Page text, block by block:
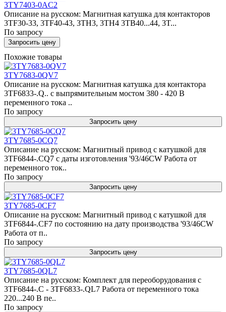
3TY7403-0AC2
Описание на русском: Магнитная катушка для контакторов
3TF30-33, 3TF40-43, 3TH3, 3TH4 3TB40...44, 3T...
По запросу
Запросить цену
Похожие товары
3TY7683-0QV7
Описание на русском: Магнитная катушка для контактора
3TF6833-.Q.. с выпрямительным мостом 380 - 420 В
переменного тока ..
По запросу
Запросить цену
3TY7685-0CQ7
Описание на русском: Магнитный привод с катушкой для
3TF6844-.CQ7 с даты изготовления '93/46CW Работа от
переменного ток..
По запросу
Запросить цену
3TY7685-0CF7
Описание на русском: Магнитный привод с катушкой для
3TF6844-.CF7 по состоянию на дату производства '93/46CW
Работа от п..
По запросу
Запросить цену
3TY7685-0QL7
Описание на русском: Комплект для переоборудования с
3TF6844-.C - 3TF6833-.QL7 Работа от переменного тока
220...240 В пе..
По запросу